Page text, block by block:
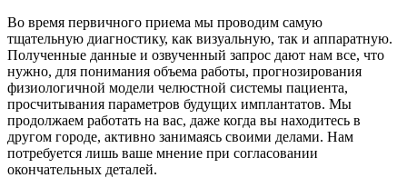
Во время первичного приема мы проводим самую
тщательную диагностику, как визуальную, так и аппаратную.
Полученные данные и озвученный запрос дают нам все, что
нужно, для понимания объема работы, прогнозирования
физиологичной модели челюстной системы пациента,
просчитывания параметров будущих имплантатов. Мы
продолжаем работать на вас, даже когда вы находитесь в
другом городе, активно занимаясь своими делами. Нам
потребуется лишь ваше мнение при согласовании
окончательных деталей.